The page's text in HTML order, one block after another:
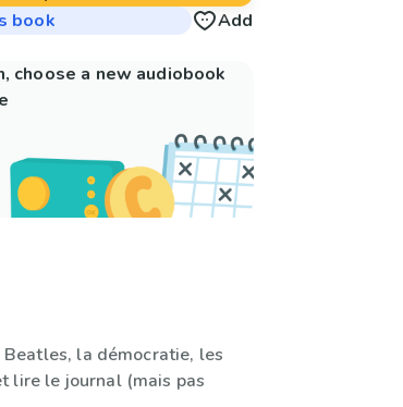
book
Add
choose a new audiobook
la démocratie, les
lire le journal (mais pas